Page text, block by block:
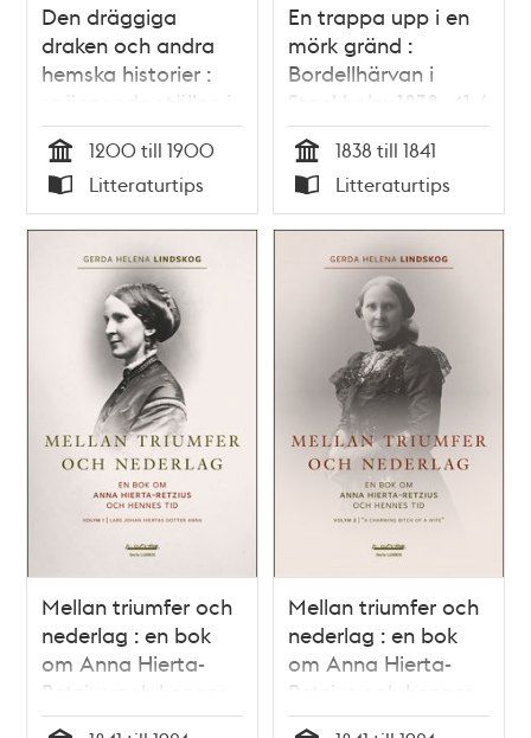
Den dräggiga
draken och andra
hemska historier :
spännande ställen i
Stockholm / Svante
Björkum
Tid
1200 till 1900
Typ
Litteraturtips
En trappa upp i en
mörk gränd :
Bordellhärvan i
Stockholm 1838–41 /
Kalle Holmqvist
Tid
1838 till 1841
Typ
Litteraturtips
Mellan triumfer och
nederlag : en bok
om Anna Hierta-
Retzius och hennes
tid. Volym 1. Lars
Mellan triumfer och
nederlag : en bok
om Anna Hierta-
Retzius och hennes
tid. Volym 2. "A